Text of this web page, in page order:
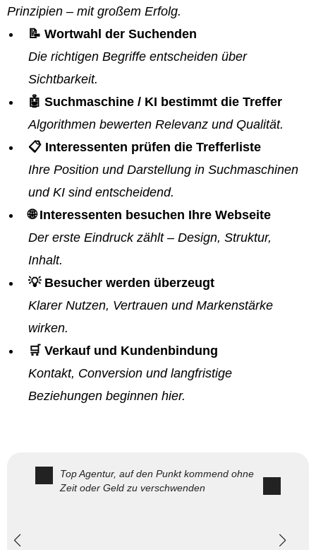
Prinzipien – mit großem Erfolg.
📝 Wortwahl der Suchenden
Die richtigen Begriffe entscheiden über
Sichtbarkeit.
🤖 Suchmaschine / KI bestimmt die Treffer
Algorithmen bewerten Relevanz und Qualität.
📋 Interessenten prüfen die Trefferliste
Ihre Position und Darstellung in Suchmaschinen
und KI sind entscheidend.
🌐 Interessenten besuchen Ihre Webseite
Der erste Eindruck zählt – Design, Struktur,
Inhalt.
💡 Besucher werden überzeugt
Klarer Nutzen, Vertrauen und Markenstärke
wirken.
🛒 Verkauf und Kundenbindung
Kontakt, Conversion und langfristige
Beziehungen beginnen hier.
Top Agentur, auf den Punkt kommend ohne
Zeit oder Geld zu verschwenden